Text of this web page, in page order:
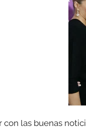
con las buenas